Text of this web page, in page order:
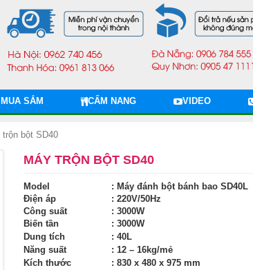
SẮM CẨM NANG VIDEO
bột SD40
MÁY TRỘN BỘT SD40
Model
: Máy đánh bột bánh bao SD40L
Điện áp
: 220V/50Hz
Công suất
: 3000W
Biến tần
: 3000W
Dung tích
: 40L
Năng suất
: 12 – 16kg/mẻ
Kích thước
: 830 x 480 x 975 mm